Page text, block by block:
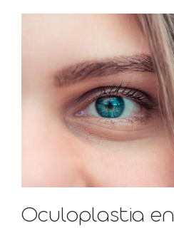
Oculoplastia en